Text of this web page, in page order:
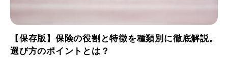
【保存版】保険の役割と特徴を種類別に徹底解説。
選び方のポイントとは？